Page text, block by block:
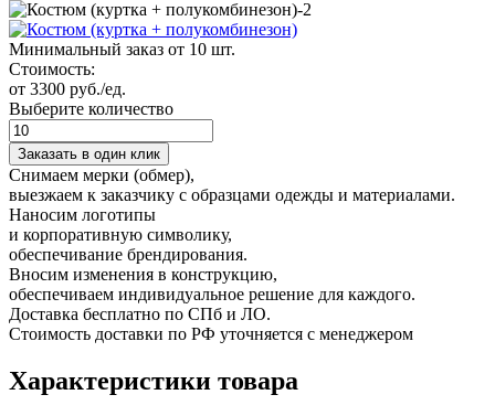
Минимальный заказ от 10 шт.
Стоимость:
от 3300 руб./ед.
Выберите количество
Заказать в один клик
Снимаем мерки (обмер),
выезжаем к заказчику с образцами одежды и материалами.
Наносим логотипы
и корпоративную символику,
обеспечивание брендирования.
Вносим изменения в конструкцию,
обеспечиваем индивидуальное решение для каждого.
Доставка бесплатно по СПб и ЛО.
Стоимость доставки по РФ уточняется с менеджером
Характеристики товара